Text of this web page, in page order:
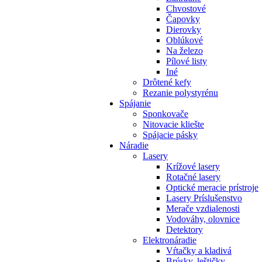
Chvostové
Čapovky
Dierovky
Oblúkové
Na železo
Pílové listy
Iné
Drôtené kefy
Rezanie polystyrénu
Spájanie
Sponkovače
Nitovacie kliešte
Spájacie pásky
Náradie
Lasery
Krížové lasery
Rotačné lasery
Optické meracie prístroje
Lasery Príslušenstvo
Merače vzdialenosti
Vodováhy, olovnice
Detektory
Elektronáradie
Vŕtačky a kladivá